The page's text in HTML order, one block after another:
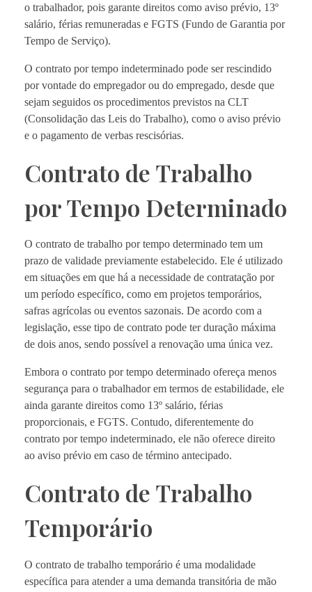
o trabalhador, pois garante direitos como aviso prévio, 13º
salário, férias remuneradas e FGTS (Fundo de Garantia por
Tempo de Serviço).
O contrato por tempo indeterminado pode ser rescindido
por vontade do empregador ou do empregado, desde que
sejam seguidos os procedimentos previstos na CLT
(Consolidação das Leis do Trabalho), como o aviso prévio
e o pagamento de verbas rescisórias.
Contrato de Trabalho
por Tempo Determinado
O contrato de trabalho por tempo determinado tem um
prazo de validade previamente estabelecido. Ele é utilizado
em situações em que há a necessidade de contratação por
um período específico, como em projetos temporários,
safras agrícolas ou eventos sazonais. De acordo com a
legislação, esse tipo de contrato pode ter duração máxima
de dois anos, sendo possível a renovação uma única vez.
Embora o contrato por tempo determinado ofereça menos
segurança para o trabalhador em termos de estabilidade, ele
ainda garante direitos como 13º salário, férias
proporcionais, e FGTS. Contudo, diferentemente do
contrato por tempo indeterminado, ele não oferece direito
ao aviso prévio em caso de término antecipado.
Contrato de Trabalho
Temporário
O contrato de trabalho temporário é uma modalidade
específica para atender a uma demanda transitória de mão